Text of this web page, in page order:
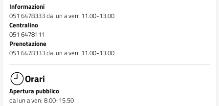
Informazioni
051 6478333 da lun a ven: 11.00-13.00
Centralino
051 6478111
Prenotazione
051 6478333 da lun a ven: 11.00-13.00
Orari
Apertura pubblico
da lun a ven: 8.00-15.50